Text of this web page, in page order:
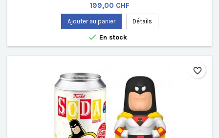
Prix
199,00 CHF
Ajouter au panier Détails
 En stock
favorite_border